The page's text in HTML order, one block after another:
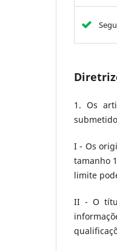
1. Os
I - Os
tamanho
limite
II - O